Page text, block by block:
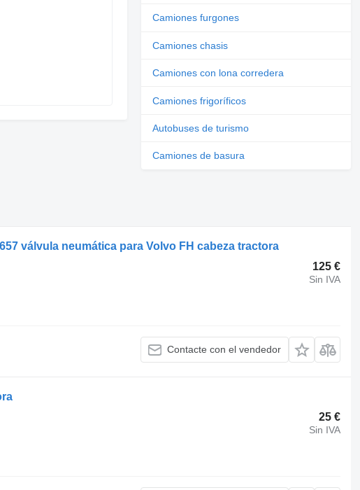
Camiones furgones
Camiones chasis
Camiones con lona corredera
Camiones frigoríficos
Autobuses de turismo
Camiones de basura
válvula neumática para Volvo FH cabeza tractora
125 €
Sin IVA
Contacte con el vendedor
25 €
Sin IVA